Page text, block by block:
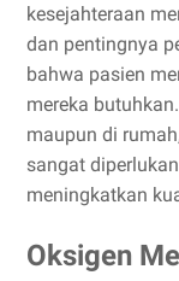
kesejahteraan
dan pentingnya
bahwa pasien
mereka
maupun di
sangat
meningkatkan
Oksigen